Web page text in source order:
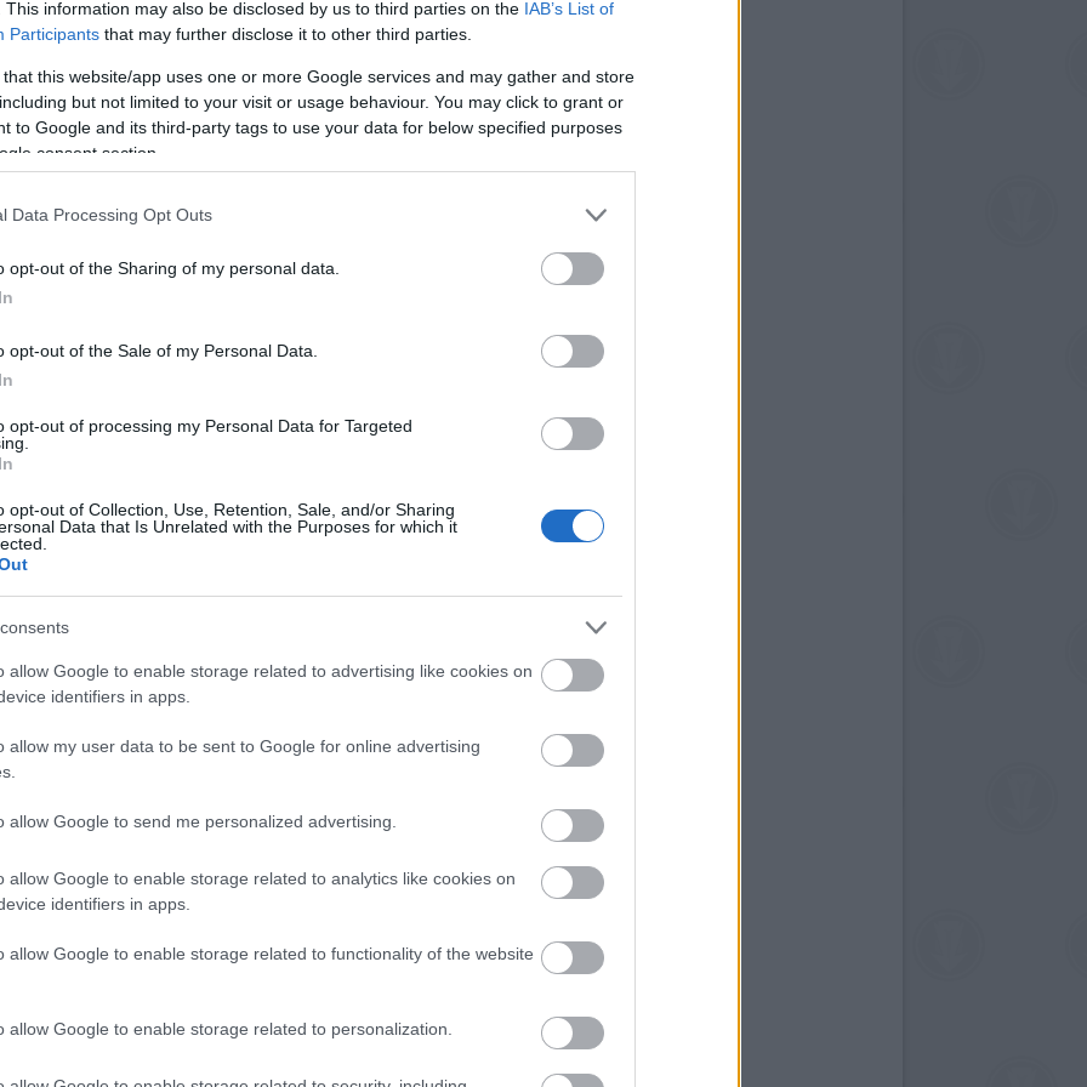
This information may also be disclosed by us to third parties on the IAB’s List of
Participants that may further disclose it to other third parties.
that this website/app uses one or more Google services and may gather and store
but not limited to your visit or usage behaviour. You may click to grant or
to Google and its third-party tags to use your data for below specified purposes
consent section.
Data Processing Opt Outs
opt-out of the Sharing of my personal data.
opt-out of the Sale of my Personal Data.
opt-out of processing my Personal Data for Targeted
opt-out of Collection, Use, Retention, Sale, and/or Sharing
Data that Is Unrelated with the Purposes for which it
allow Google to enable storage related to advertising like cookies on
identifiers in apps.
allow my user data to be sent to Google for online advertising
allow Google to send me personalized advertising.
allow Google to enable storage related to analytics like cookies on
identifiers in apps.
allow Google to enable storage related to functionality of the website
allow Google to enable storage related to personalization.
Forrás: filmofilia.com
ért volna a film, ő tökéletes választás volt. A
az már önmagában megérne valamiféle
Hathaway is, pedig az ő karaktere hordozza
meg a megtisztuláshoz vezető utat. Ez a két
sokkal nehezebb, mint a Broadwayn: játszani
Mindketten emberfeletti teljesítményt
hercegnő hajvesztésére. És a hangokkal is
ellentétben néhány kollégájukkal. Ha másért
megnézni a filmet.